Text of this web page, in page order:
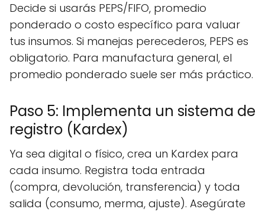
Decide si usarás PEPS/FIFO, promedio
ponderado o costo específico para valuar
tus insumos. Si manejas perecederos, PEPS es
obligatorio. Para manufactura general, el
promedio ponderado suele ser más práctico.
Paso 5: Implementa un sistema de
registro (Kardex)
Ya sea digital o físico, crea un Kardex para
cada insumo. Registra toda entrada
(compra, devolución, transferencia) y toda
salida (consumo, merma, ajuste). Asegúrate